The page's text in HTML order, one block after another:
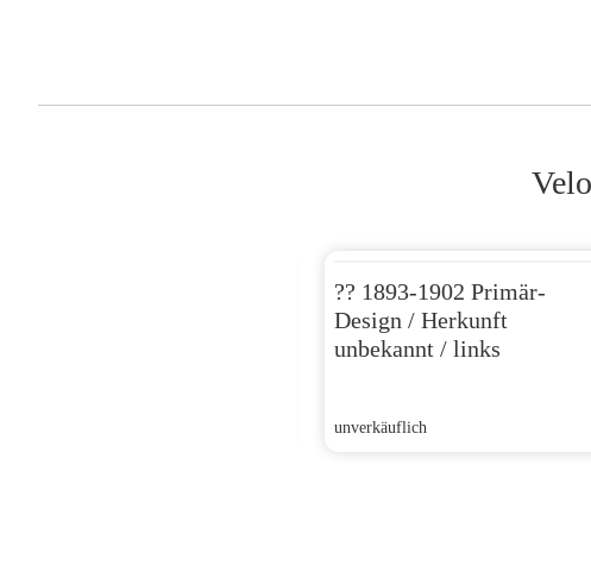
?? 1893-1902 Primär-
Design / Herkunft
unbekannt / links
unverkäuflich